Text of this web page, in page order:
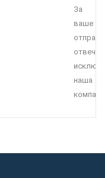
За
ваше
наша